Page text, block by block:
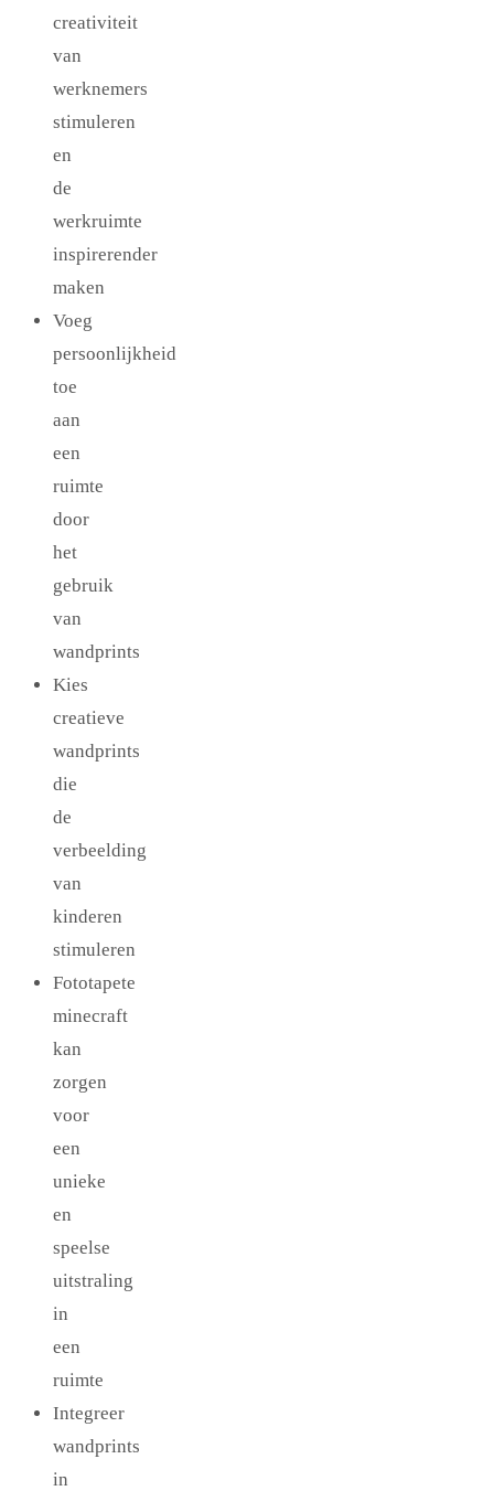
creativiteit
van
werknemers
stimuleren
en
de
werkruimte
inspirerender
maken
Voeg
persoonlijkheid
toe
aan
een
ruimte
door
het
gebruik
van
wandprints
Kies
creatieve
wandprints
die
de
verbeelding
van
kinderen
stimuleren
Fototapete
minecraft
kan
zorgen
voor
een
unieke
en
speelse
uitstraling
in
een
ruimte
Integreer
wandprints
in